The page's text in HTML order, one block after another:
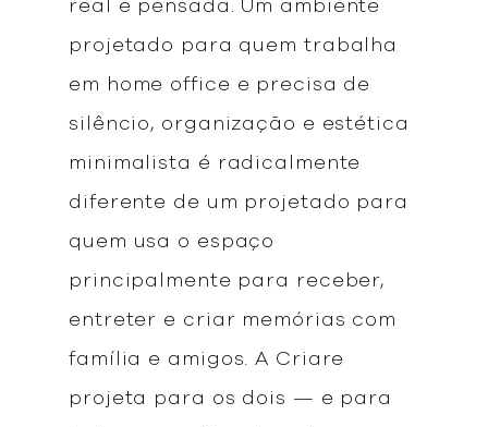
real e pensada. Um ambiente
projetado para quem trabalha
em home office e precisa de
silêncio, organização e estética
minimalista é radicalmente
diferente de um projetado para
quem usa o espaço
principalmente para receber,
entreter e criar memórias com
família e amigos. A Criare
projeta para os dois — e para